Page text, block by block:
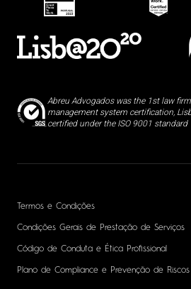
Abreu Advogados was the 1st law
management system certification,
certified under the ISO 9001 standard
Termos e Condições
Condições Gerais de Prestação de Serviços
Código de Conduta e Ética Profissional
Plano de Compliance e Prevenção de Riscos